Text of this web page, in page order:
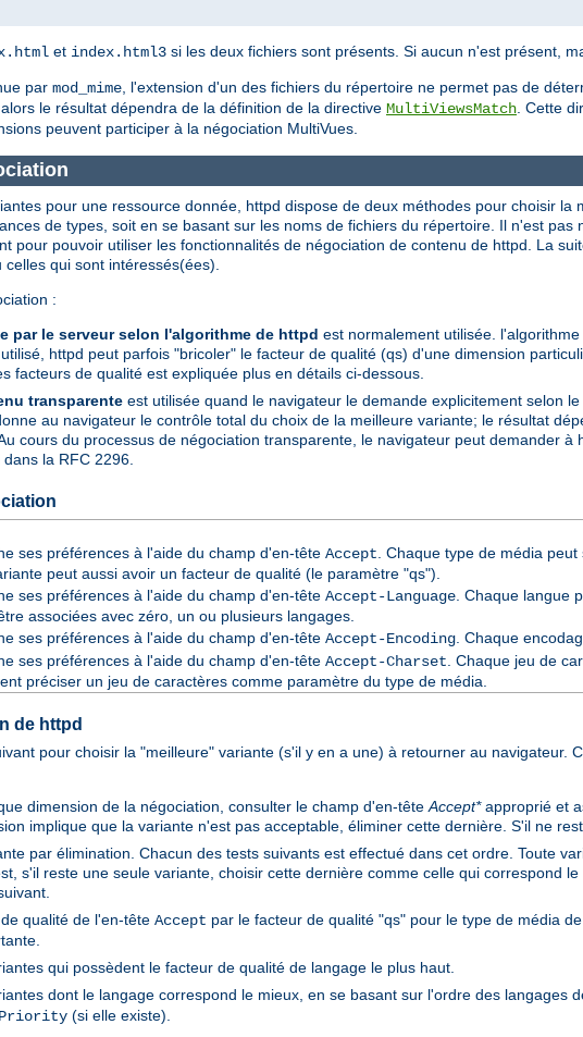
et index.html3 si les deux fichiers sont présents. Si aucun n'est présent,
par mod_mime, l'extension d'un des fichiers du répertoire ne permet pas de
le résultat dépendra de la définition de la directive MultiViewsMatch. Cette
peuvent participer à la négociation MultiVues.
pour une ressource donnée, httpd dispose de deux méthodes pour choisir la
de types, soit en se basant sur les noms de fichiers du répertoire. Il n'est
pour pouvoir utiliser les fonctionnalités de négociation de contenu de httpd. La
qui sont intéressés(ées).
:
par le serveur selon l'algorithme de httpd est normalement utilisée.
httpd peut parfois "bricoler" le facteur de qualité (qs) d'une dimension
facteurs de qualité est expliquée plus en détails ci-dessous.
transparente est utilisée quand le navigateur le demande explicitement selon
au navigateur le contrôle total du choix de la meilleure variante; le résultat
cours du processus de négociation transparente, le navigateur peut demander
la RFC 2296.
ses préférences à l'aide du champ d'en-tête Accept . Chaque type de média
peut aussi avoir un facteur de qualité (le paramètre "qs").
ses préférences à l'aide du champ d'en-tête Accept-Language. Chaque langue
associées avec zéro, un ou plusieurs langages.
ses préférences à l'aide du champ d'en-tête Accept-Encoding. Chaque
ses préférences à l'aide du champ d'en-tête Accept-Charset . Chaque jeu de
préciser un jeu de caractères comme paramètre du type de média.
de httpd
pour choisir la "meilleure" variante (s'il y en a une) à retourner au navigateur.
dimension de la négociation, consulter le champ d'en-tête Accept*approprié et
implique que la variante n'est pas acceptable, éliminer cette dernière. S'il ne
par élimination. Chacun des tests suivants est effectué dans cet ordre. Toute
s'il reste une seule variante, choisir cette dernière comme celle qui correspond
qualité de l'en-tête Accept par le facteur de qualité "qs" pour le type de média
qui possèdent le facteur de qualité de langage le plus haut.
dont le langage correspond le mieux, en se basant sur l'ordre des langages
(si elle existe).